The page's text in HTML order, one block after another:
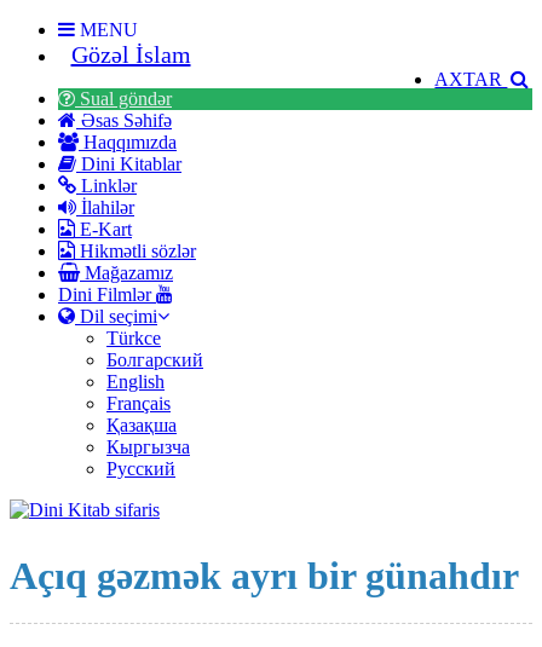
MENU
Gözəl İslam
AXTAR
Sual göndər
Əsas Səhifə
Haqqımızda
Dini Kitablar
Linklər
İlahilər
E-Kart
Hikmətli sözlər
Mağazamız
Dini Filmlər
Dil seçimi
Türkce
Болгарский
English
Français
Қазақша
Кыргызча
Русский
Açıq gəzmək ayrı bir günahdır